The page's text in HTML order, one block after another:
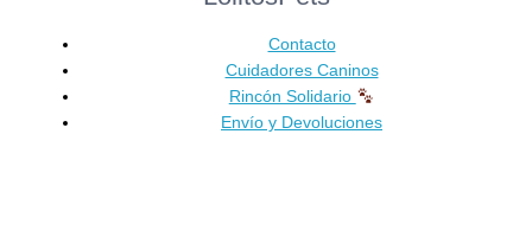
la
página
de
producto
Contacto
Cuidadores Caninos
Rincón Solidario
Envío y Devoluciones